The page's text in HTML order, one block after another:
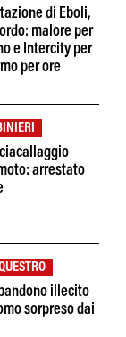
di Eboli,
malore per
e Intercity per
per ore
arrestato
illecito
sorpreso dai